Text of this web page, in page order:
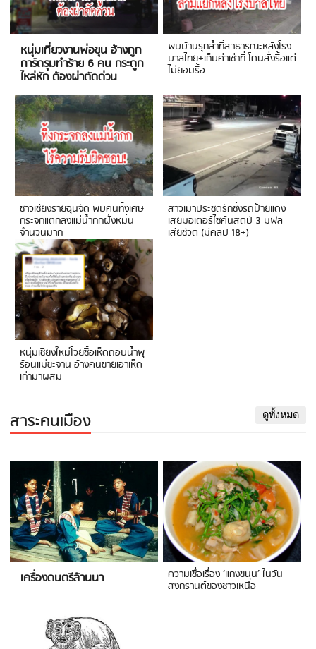
หนุ่มเที่ยวงานพ่อขุน อ้างถูก
การ์ดรุมทำร้าย 6 คน กระดูก
ไหล่หัก ต้องผ่าตัดด่วน
พบบ้านรุกล้ำที่สาธารณะหลังโรง
บาลไทย+เก็บค่าเช่าที่ โดนสั่งรื้อแต่
ไม่ยอมรื้อ
ชาวเชียงรายฉุนจัด พบคนทิ้งเศษ
กระจกแตกลงแม่น้ำกกฝั่งหมิ่น
จำนวนมาก
สาวเมาประชดรักซิ่งรถป้ายแดง
เสยมอเตอร์ไซค์นิสิตปี 3 มฟล
เสียชีวิต (มีคลิป 18+)
หนุ่มเชียงใหม่โวยซื้อเห็ดถอบน้ำพุ
ร้อนแม่ขะจาน อ้างคนขายเอาเห็ด
เก่ามาผสม
สาระคนเมือง ดูทั้งหมด
เครื่องดนตรีล้านนา ความเชื่อเรื่อง ‘แกงขนุน’ ในวัน
สงกรานต์ของชาวเหนือ